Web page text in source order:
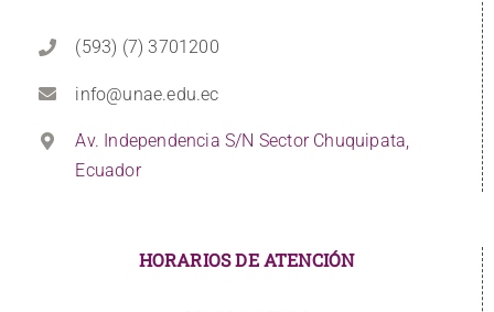
(593) (7) 3701200
info@unae.edu.ec
Av. Independencia S/N Sector Chuquipata,
Ecuador
HORARIOS DE ATENCIÓN